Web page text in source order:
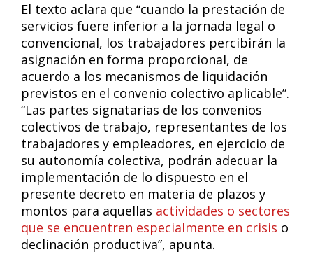
El texto aclara que “cuando la prestación de
servicios fuere inferior a la jornada legal o
convencional, los trabajadores percibirán la
asignación en forma proporcional, de
acuerdo a los mecanismos de liquidación
previstos en el convenio colectivo aplicable”.
“Las partes signatarias de los convenios
colectivos de trabajo, representantes de los
trabajadores y empleadores, en ejercicio de
su autonomía colectiva, podrán adecuar la
implementación de lo dispuesto en el
presente decreto en materia de plazos y
montos para aquellas actividades o sectores
que se encuentren especialmente en crisis o
declinación productiva”, apunta.